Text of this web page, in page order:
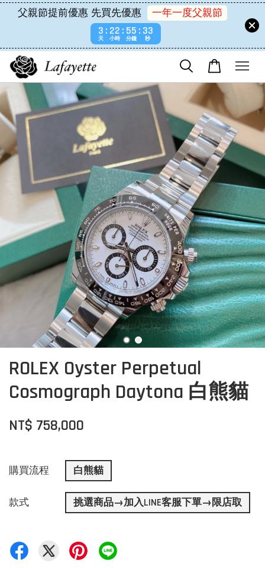
父親節提前優惠 先買先優惠
一年一度父親節
3
天
22
小時
55
分鐘
33
秒
ROLEX Oyster Perpetual
Cosmograph Daytona 白熊貓
NT$ 758,000
購買流程 白熊貓
款式 挑選商品→加入LINE客服下單→限店取